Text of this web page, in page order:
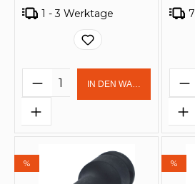
1 - 3 Werktage
Produkt Anzahl: Gib
IN DEN WARENKORB
% %